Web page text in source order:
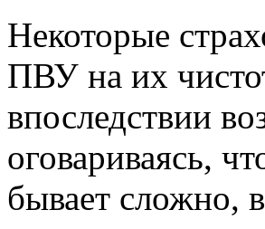
Некоторые
ПВУ на их
впоследствии
оговариваясь,
бывает сложно,